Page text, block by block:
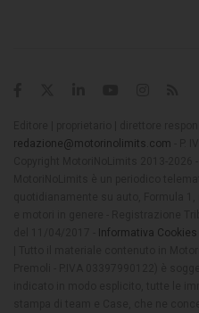
redazione@motorinolimits.com
Informativa Cookies